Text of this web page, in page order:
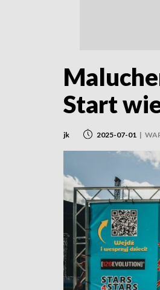
Start
jk 2025-07-01 |